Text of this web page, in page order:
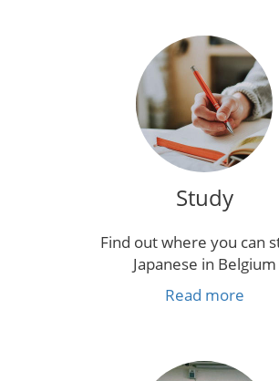
Study
Find out where you can
Japanese in Belgium
Read more